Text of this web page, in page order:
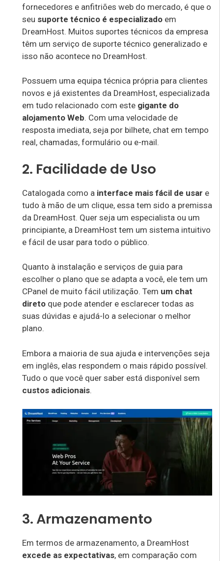
fornecedores e anfitriões web do mercado, é que o
seu suporte técnico é especializado em
DreamHost. Muitos suportes técnicos da empresa
têm um serviço de suporte técnico generalizado e
isso não acontece no DreamHost.
Possuem uma equipa técnica própria para clientes
novos e já existentes da DreamHost, especializada
em tudo relacionado com este gigante do
alojamento Web. Com uma velocidade de
resposta imediata, seja por bilhete, chat em tempo
real, chamadas, formulário ou e-mail.
2. Facilidade de Uso
Catalogada como a interface mais fácil de usar e
tudo à mão de um clique, essa tem sido a premissa
da DreamHost. Quer seja um especialista ou um
principiante, a DreamHost tem um sistema intuitivo
e fácil de usar para todo o público.
Quanto à instalação e serviços de guia para
escolher o plano que se adapta a você, ele tem um
CPanel de muito fácil utilização. Tem um chat
direto que pode atender e esclarecer todas as
suas dúvidas e ajudá-lo a selecionar o melhor
plano.
Embora a maioria de sua ajuda e intervenções seja
em inglês, elas respondem o mais rápido possível.
Tudo o que você quer saber está disponível sem
custos adicionais.
3. Armazenamento
Em termos de armazenamento, a DreamHost
excede as expectativas, em comparação com